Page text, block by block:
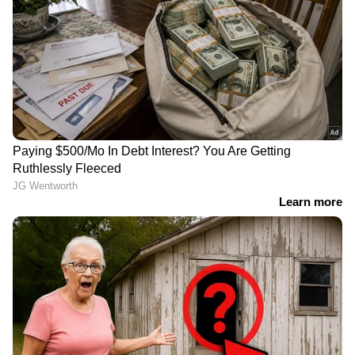
4. അമിതമായ ഉപ്പിന്റെ ഉപയോഗം
സെർവിക്കൽ ക്യാൻസർ ;
ഈ അഞ്ച് ലക്ഷണങ്ങൾ
അവ​ഗണിക്കരുത്
ചീവീടുകളുടെ ശബ്ദം
കേട്ടത് നാല് മണിക്കൂർ;
പിന്നാലെ 18 -കാരന്
കേൾവിശക്തി നഷ്ടപ്പെട്ടു;
മുന്നറിയിപ്പുമായി
ഡോക്ടർമാർ
ചർമ്മത്തെ സംരക്ഷിക്കാൻ
കഴിക്കേണ്ട 7 ഭക്ഷണങ്ങൾ
എന്ത് കൊണ്ടാണ് ഫംഗസ്
അണുബാധകൾ
കൂടുതലായും മഴക്കാലത്ത്
ഉണ്ടാകുന്നത്?
LATEST VIDEOS